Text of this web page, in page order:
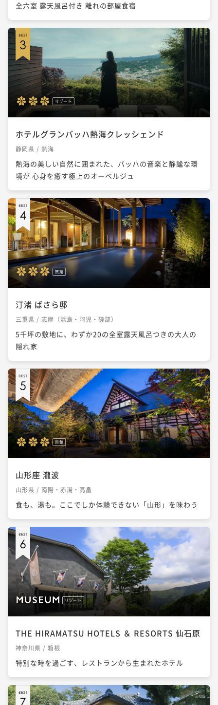
全六室 露天風呂付き 離れの部屋食宿
リゾート
ホテルグランバッハ熱海クレッシェンド
静岡県 / 熱海
熱海の美しい自然に囲まれた、バッハの音楽と静謐な環
境が 心身を癒す極上のオーベルジュ
旅館
汀渚 ばさら邸
三重県 / 志摩（浜島・阿児・磯部）
5千坪の敷地に、わずか20の全室露天風呂つきの大人の
隠れ家
旅館
山形座 瀧波
山形県 / 南陽・赤湯・高畠
食も、湯も。ここでしか体験できない「山形」を味わう
リゾート
THE HIRAMATSU HOTELS ＆ RESORTS 仙石原
神奈川県 / 箱根
特別な時を過ごす、レストランから生まれたホテル